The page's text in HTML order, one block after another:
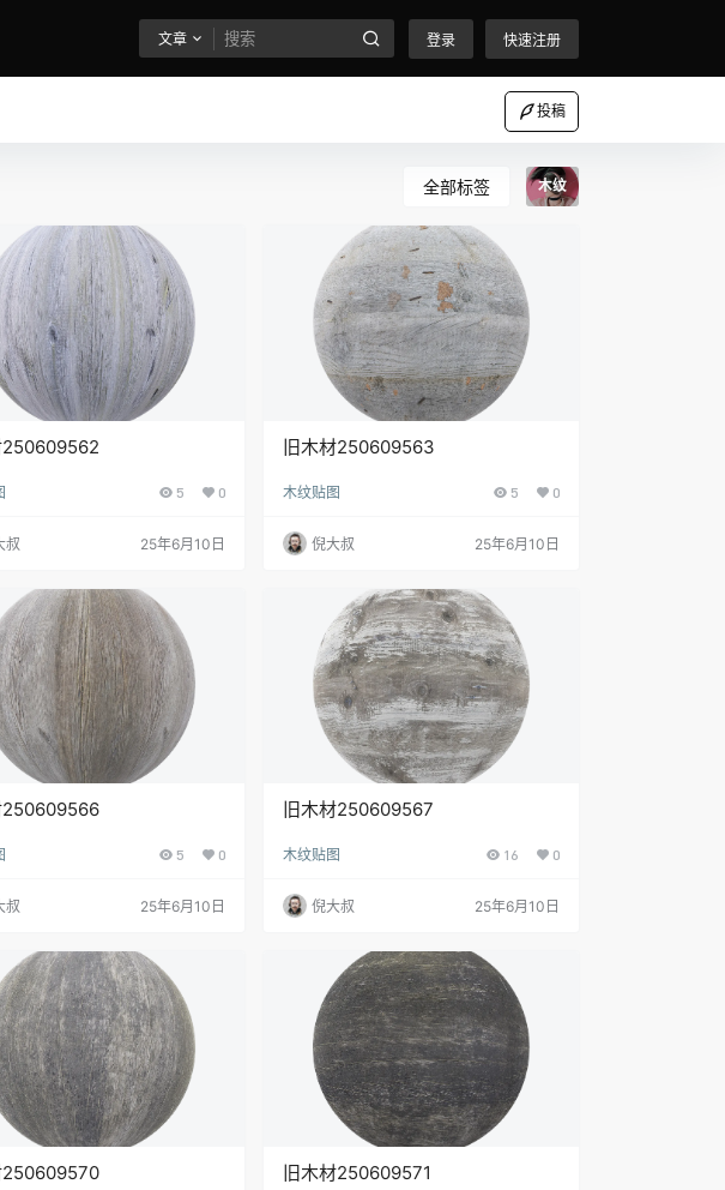
文章 登录 快速注册
投稿
全部标签 木纹
250609562
5 0
叔 25年6月10日
旧木材250609563
木纹贴图 5 0
倪大叔 25年6月10日
250609566
5 0
叔 25年6月10日
旧木材250609567
木纹贴图 16 0
倪大叔 25年6月10日
250609570 旧木材250609571